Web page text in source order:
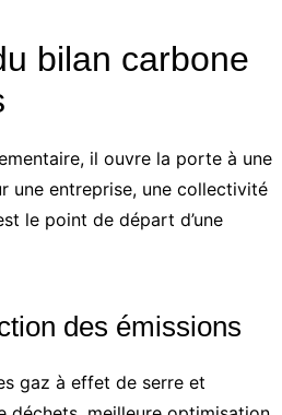
bilan carbone
il ouvre la porte à une
une entreprise, une collectivité
le point de départ d’une
des émissions
gaz à effet de serre et